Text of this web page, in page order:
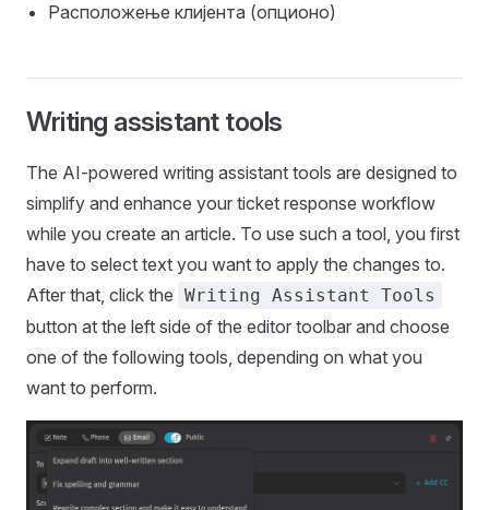
Расположење клијента (опционо)
Writing assistant tools
The AI-powered writing assistant tools are designed to
simplify and enhance your ticket response workflow
while you create an article. To use such a tool, you first
have to select text you want to apply the changes to.
After that, click the Writing Assistant Tools
button at the left side of the editor toolbar and choose
one of the following tools, depending on what you
want to perform.